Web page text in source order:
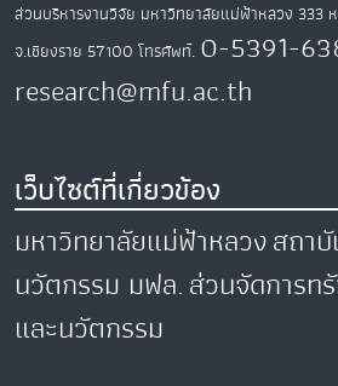
ส่วนบริหารงานวิจัย มหาวิทยาลัยแม่ฟ้าหลวง 333
จ.เชียงราย 57100 โทรศัพท์. 0-5391-
research@mfu.ac.th
เว็บไซต์ที่เกี่ยวข้อง
มหาวิทยาลัยแม่ฟ้าหลวงสถา
นวัตกรรม มฟล.ส่วนจัดการ
และนวัตกรรม